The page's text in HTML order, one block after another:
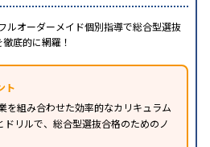
ルオーダーメイド個別指導で総合型選抜
底的に網羅！
ト
を組み合わせた効率的なカリキュラム
リルで、総合型選抜合格のためのノ